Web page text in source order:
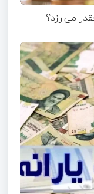
می‌ارزد؟